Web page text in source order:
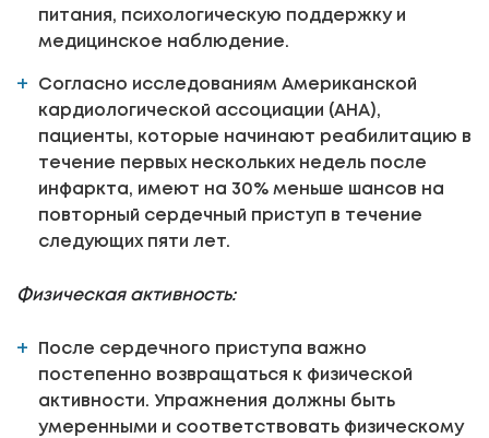
питания, психологическую поддержку и
медицинское наблюдение.
Согласно исследованиям Американской
кардиологической ассоциации (AHA),
пациенты, которые начинают реабилитацию в
течение первых нескольких недель после
инфаркта, имеют на 30% меньше шансов на
повторный сердечный приступ в течение
следующих пяти лет.
Физическая активность:
После сердечного приступа важно
постепенно возвращаться к физической
активности. Упражнения должны быть
умеренными и соответствовать физическому